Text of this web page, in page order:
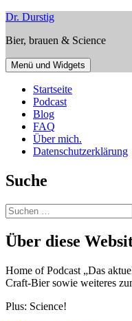
Zum
springen
Dr. Durstig
Bier, brauen & Science
Menü und Widgets
Startseite
Podcast
Blog
FAQ
Über mich.
Datenschutzerklärung
Suche
Suchen
nach:
Über diese
Home of Podcast „Das
Craft-Bier sowie weiteres
Plus: Science!